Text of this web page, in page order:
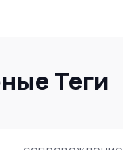
Теги